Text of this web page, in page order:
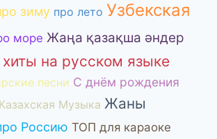
зиму про лето Узбекская
море Жаңа қазақша әндер
на русском языке
песни С днём рождения
Казахская Музыка Жаны
Россию ТОП для караоке